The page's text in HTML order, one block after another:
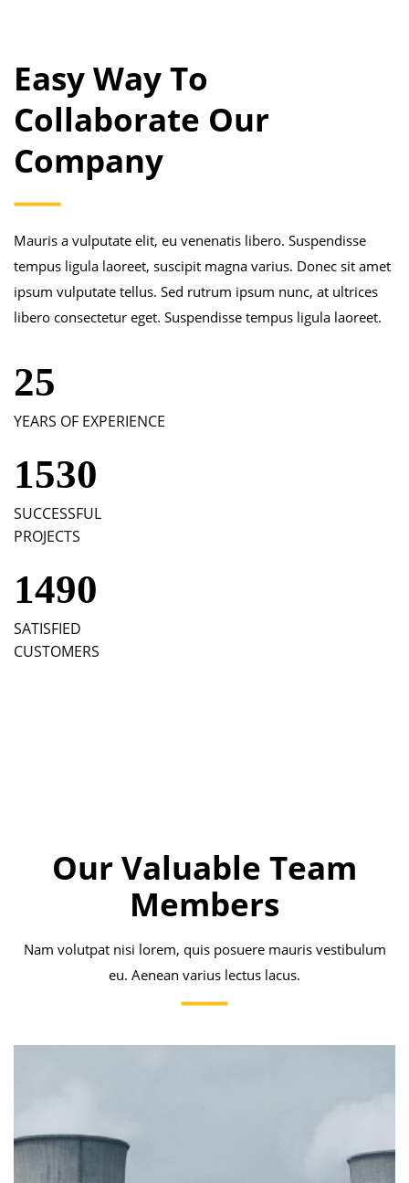
Easy Way To
Collaborate Our
Company
Mauris a vulputate elit, eu venenatis libero. Suspendisse
tempus ligula laoreet, suscipit magna varius. Donec sit amet
ipsum vulputate tellus. Sed rutrum ipsum nunc, at ultrices
libero consectetur eget. Suspendisse tempus ligula laoreet.
25
YEARS OF EXPERIENCE
1530
SUCCESSFUL
PROJECTS
1490
SATISFIED
CUSTOMERS
Our Valuable Team
Members
Nam volutpat nisi lorem, quis posuere mauris vestibulum
eu. Aenean varius lectus lacus.